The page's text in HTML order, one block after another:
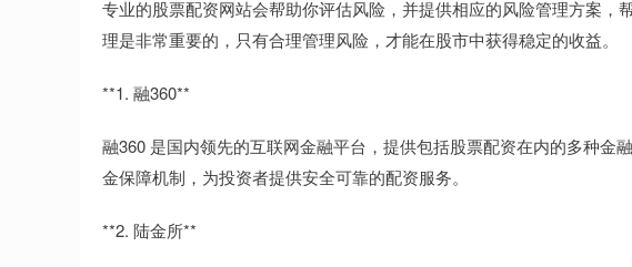
专业的股票配资网站会帮助你评估风险，并提供相应的风险管理方案，
理是非常重要的，只有合理管理风险，才能在股市中获得稳定的收益。
**1. 融360**
融360 是国内领先的互联网金融平台，提供包括股票配资在内的多种金
金保障机制，为投资者提供安全可靠的配资服务。
**2. 陆金所**